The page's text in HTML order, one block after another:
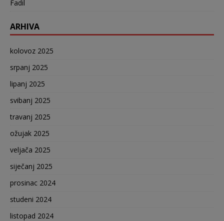
Fadil
ARHIVA
kolovoz 2025
srpanj 2025
lipanj 2025
svibanj 2025
travanj 2025
ožujak 2025
veljača 2025
siječanj 2025
prosinac 2024
studeni 2024
listopad 2024